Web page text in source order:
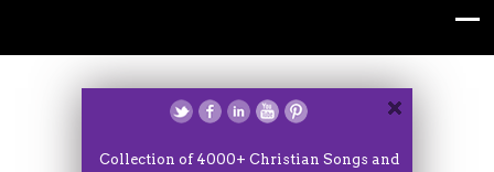
Collection of 4000+ Christian Songs and